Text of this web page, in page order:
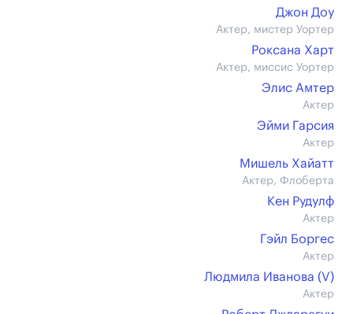
Джон Доу
Актер, мистер Уортер
Роксана Харт
Актер, миссис Уортер
Элис Амтер
Актер
Эйми Гарсия
Актер
Мишель Хайатт
Актер, Флоберта
Кен Рудулф
Актер
Гэйл Боргес
Актер
Людмила Иванова (V)
Актер